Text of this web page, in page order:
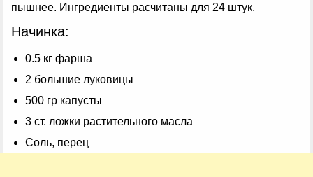
пышнее. Ингредиенты расчитаны для 24 штук.
Начинка:
0.5 кг фарша
2 большие луковицы
500 гр капусты
3 ст. ложки растительного масла
Соль, перец